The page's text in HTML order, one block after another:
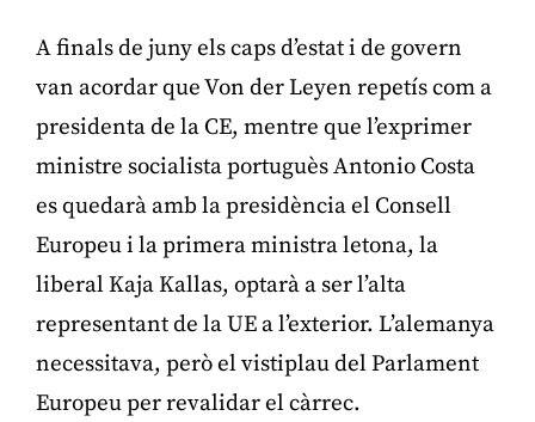
A finals de juny els caps d’estat i de govern
van acordar que Von der Leyen repetís com a
presidenta de la CE, mentre que l’exprimer
ministre socialista portuguès Antonio Costa
es quedarà amb la presidència el Consell
Europeu i la primera ministra letona, la
liberal Kaja Kallas, optarà a ser l’alta
representant de la UE a l’exterior. L’alemanya
necessitava, però el vistiplau del Parlament
Europeu per revalidar el càrrec.